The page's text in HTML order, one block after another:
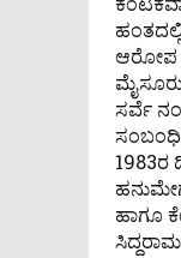
ಆರೋಪ
ಸರ್ವೆ
ಹಾಗೂ